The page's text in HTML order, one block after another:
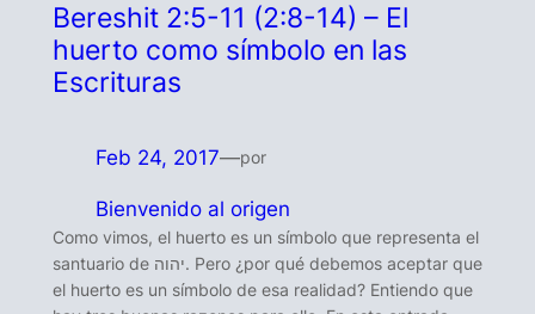
Bereshit 2:5-11 (2:8-14) – El
huerto como símbolo en las
Escrituras
Feb 24, 2017—por
Bienvenido al origen
Como vimos, el huerto es un símbolo que representa el
santuario de יהוה. Pero ¿por qué debemos aceptar que
el huerto es un símbolo de esa realidad? Entiendo que